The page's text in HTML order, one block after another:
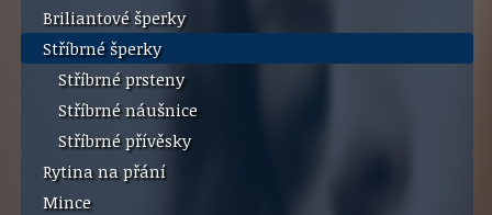
Briliantové šperky
Stříbrné šperky
Stříbrné prsteny
Stříbrné náušnice
Stříbrné přívěsky
Rytina na přání
Mince